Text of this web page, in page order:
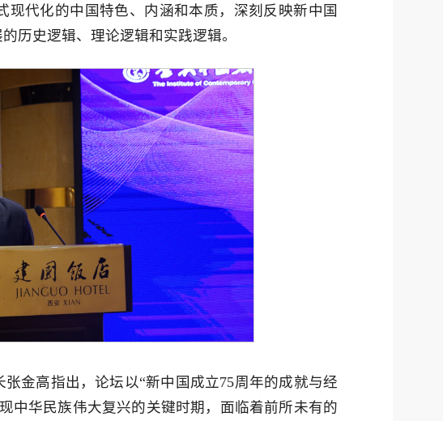
代化的中国特色、内涵和本质，深刻反映新中国
历史逻辑、理论逻辑和实践逻辑。
金高指出，论坛以“新中国成立75周年的成就与经
中华民族伟大复兴的关键时期，面临着前所未有的